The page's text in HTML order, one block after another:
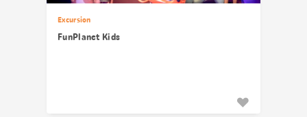
Excursion
FunPlanet Kids